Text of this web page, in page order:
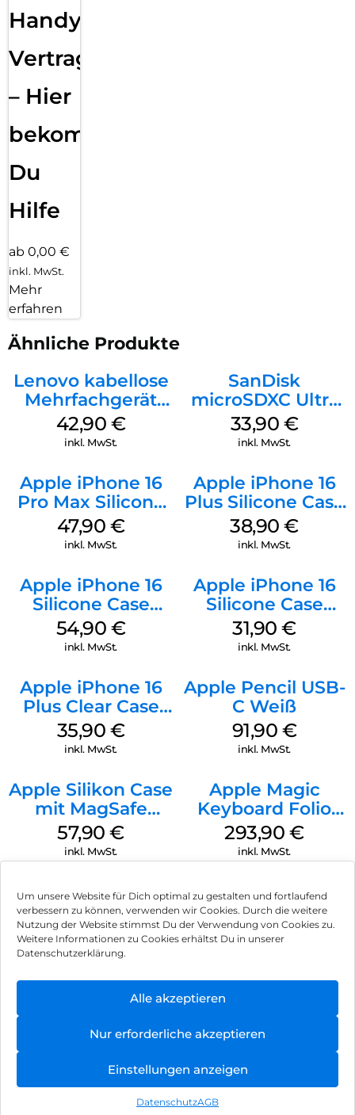
Um unsere Website für Dich optimal zu gestalten und fortlaufend
verbessern zu können, verwenden wir Cookies. Durch die weitere
Nutzung der Website stimmst Du der Verwendung von Cookies zu.
Weitere Informationen zu Cookies erhältst Du in unserer
Datenschutzerklärung.
Alle akzeptieren
Nur erforderliche akzeptieren
Einstellungen anzeigen
DatenschutzAGB
Handy
Vertragsabwicklung
– Hier
bekommst
Du
Hilfe
ab 0,00 €
inkl. MwSt.
Mehr
erfahren
Ähnliche Produkte
Lenovo kabellose
Mehrfachgerät
Luna Grey
42,90 €
inkl. MwSt.
SanDisk
microSDXC Ultra
128 GB + Adapter
Mobile
33,90 €
inkl. MwSt.
Apple iPhone 16
Pro Max Silicone
Case MagSafe
Black
47,90 €
inkl. MwSt.
Apple iPhone 16
Plus Silicone Case
MagSafe Denim
38,90€
inkl. MwSt.
Apple iPhone 16
Silicone Case
MagSafe Lake
Green
54,90 €
inkl. MwSt.
Apple iPhone 16
Silicone Case
MagSafe Fuchsia
31,90€
inkl. MwSt.
Apple iPhone 16
Plus Clear Case
MagSafe
Transparent
35,90 €
inkl. MwSt.
Apple Pencil USB-
C Weiß
91,90 €
inkl. MwSt.
Apple Silikon Case
mit MagSafe
iPhone 14 Pro
(PRODUCT)RED
57,90€
inkl. MwSt.
Apple Magic
Keyboard Folio
iPad 10.9″ (10.Gen.)
Weiß
293,90€
inkl. MwSt.
Impressum
Hinweis zur Batterieentsorgung
Newsletter
, Brodos AG – All Rights Reserved.